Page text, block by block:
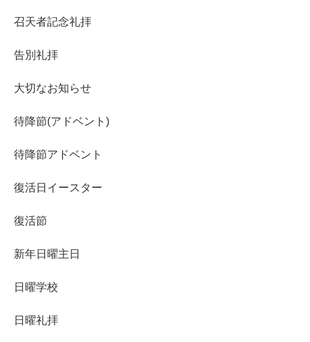
召天者記念礼拝
告別礼拝
大切なお知らせ
待降節(アドベント)
待降節アドベント
復活日イースター
復活節
新年日曜主日
日曜学校
日曜礼拝